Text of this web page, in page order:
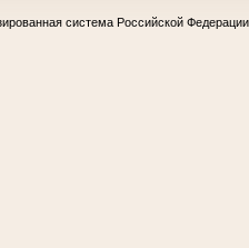
система Российской